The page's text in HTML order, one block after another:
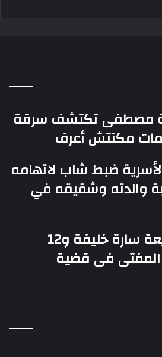
نادية مصطفى تكتشف سرقة
مكنتش أعرف
ضبط شاب لاتهامه
والدته وشقيقه في
إحالة أوراق المذيعة سارة خليفة و12
المفتى فى قضية